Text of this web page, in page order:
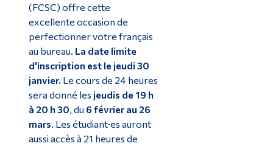
(FCSC) offre cette
excellente occasion de
perfectionner votre français
au bureau. La date limite
d'inscription est le jeudi 30
janvier. Le cours de 24 heures
sera donné les jeudis de 19 h
à 20 h 30, du 6 février au 26
mars . Les étudiant·es auront
aussi accès à 21 heures de